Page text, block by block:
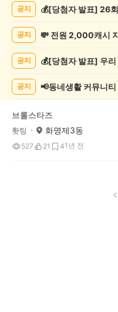
록
공지
공지
공지
공지 📢동네생활 커뮤니
브롤스타즈
홧팅 화명제3동
527 21 41년 전